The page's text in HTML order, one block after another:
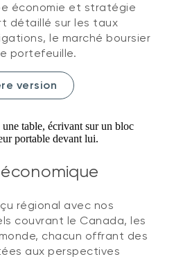
économie et stratégie
détaillé sur les taux
le marché boursier
portefeuille.
version
régional avec nos
couvrant le Canada, les
chacun offrant des
aux perspectives